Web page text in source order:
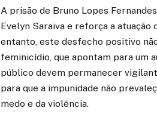
A prisão de Bruno Lopes
Evelyn Saraiva e reforça a
entanto, este desfecho positivo
feminicídio, que apontam para um
público devem permanecer
para que a impunidade não
medo e da violência.